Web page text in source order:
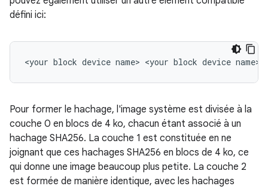
défini ici:
Pour former le hachage, l'image système est divisée à la
couche 0 en blocs de 4 ko, chacun étant associé à un
hachage SHA256. La couche 1 est constituée en ne
joignant que ces hachages SHA256 en blocs de 4 ko, ce
qui donne une image beaucoup plus petite. La couche 2
est formée de manière identique, avec les hachages